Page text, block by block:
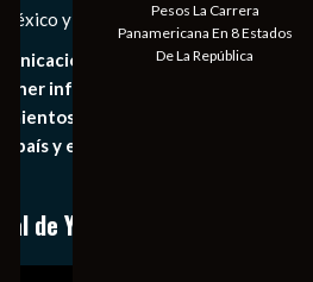
y el Mundo a Tu Alcance
digital que tiene como
informado al publico en
mas recientes e
país y el mundo de forma eficaz,
de YouTube
Pesos La Carrera
Panamericana En 8 Estados
De La República